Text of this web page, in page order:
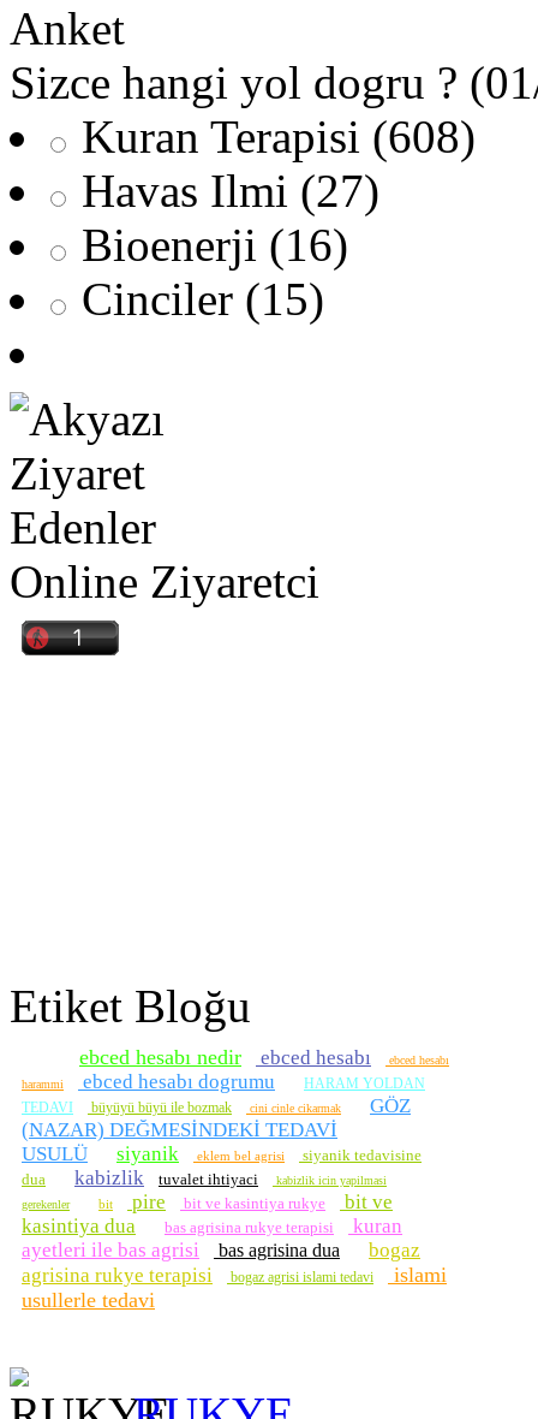
Anket
Sizce hangi yol dogru ?
Kuran Terapisi (608)
Havas Ilmi (27)
Bioenerji (16)
Cinciler (15)
Online Ziyaretci
Etiket Bloğu
ebced hesabı nedir ebced hesabı
ebced hesabı
harammi
ebced hesabı dogrumu
HARAM YOLDAN
TEDAVI
büyüyü büyü ile bozmak cini cinle cikarmak
GÖZ
(NAZAR) DEĞMESİNDEKİ TEDAVİ
USULÜ
siyanik eklem bel agrisi
siyanik tedavisine
dua
kabizlik tuvalet ihtiyaci
kabizlik icin yapilmasi
gerekenler
bit pire bit ve kasintiya rukye
bit ve
kasintiya dua
bas agrisina rukye terapisi
kuran
ayetleri ile bas agrisi
bas agrisina dua
bogaz
agrisina rukye terapisi
bogaz agrisi islami tedavi
islami
usullerle tedavi